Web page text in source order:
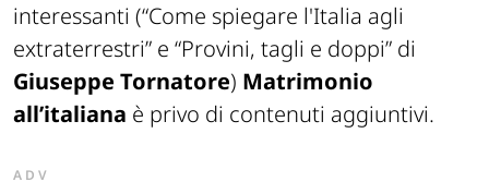
interessanti (“Come spiegare l'Italia agli
extraterrestri” e “Provini, tagli e doppi” di
Giuseppe Tornatore) Matrimonio
all’italiana è privo di contenuti aggiuntivi.
ADV